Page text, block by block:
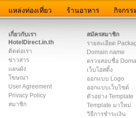
แหล่งท่องเที่ยว ร้านอาหาร กิจกรร
เกี่ยวกับเรา
HotelDirect.in.th
ติดต่อเรา
ข่าวสาร
แผนผัง
โฆษณา
User Agreement
Privacy Policy
สมาชิก
สมัครสมาชิก
รายละเอียด
Domain name
ตรวจสอบชื่อ
เว็บโฮสติ้ง
ออกแบบ Logo
ออกแบบเว็บไซต์
ตัวอย่าง Template
Template มาใหม่
วิธีการชำระเงิน